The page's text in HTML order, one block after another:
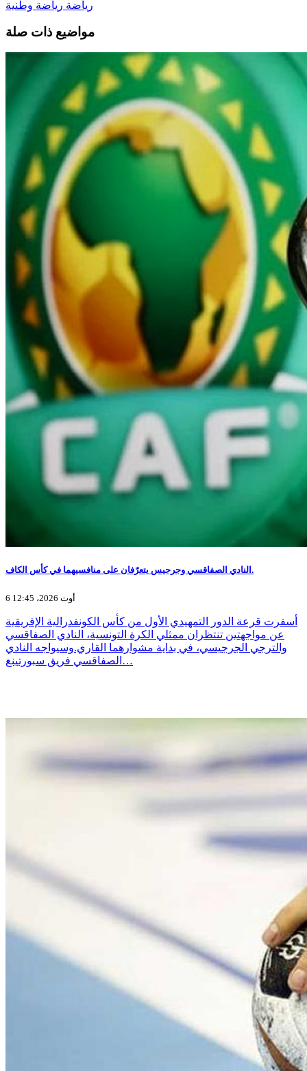
رياضة رياضة وطنية
مواضيع ذات صلة
النادي الصفاقسي وجرجيس يتعرّفان على منافسيهما في كأس الكاف.
6 أوت 2026، 12:45
أسفرت قرعة الدور التمهيدي الأول من كأس الكونفدرالية الإفريقية
عن مواجهتين تنتظران ممثلي الكرة التونسية، النادي الصفاقسي
والترجي الجرجيسي، في بداية مشوارهما القاري.وسيواجه النادي
الصفاقسي فريق سبورتينغ…